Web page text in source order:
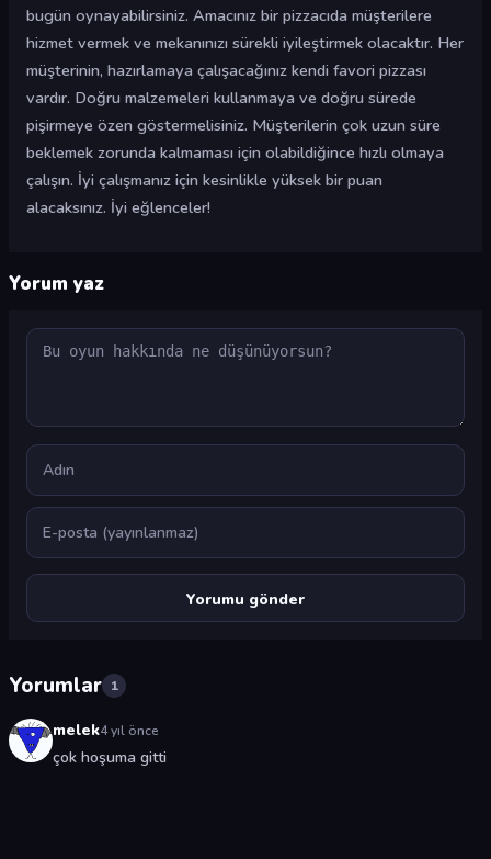
bugün oynayabilirsiniz. Amacınız bir pizzacıda müşterilere
hizmet vermek ve mekanınızı sürekli iyileştirmek olacaktır. Her
müşterinin, hazırlamaya çalışacağınız kendi favori pizzası
vardır. Doğru malzemeleri kullanmaya ve doğru sürede
pişirmeye özen göstermelisiniz. Müşterilerin çok uzun süre
beklemek zorunda kalmaması için olabildiğince hızlı olmaya
çalışın. İyi çalışmanız için kesinlikle yüksek bir puan
alacaksınız. İyi eğlenceler!
Yorum yaz
Yorum
Ad
E-posta
Yorumlar 1
melek4 yıl önce
çok hoşuma gitti